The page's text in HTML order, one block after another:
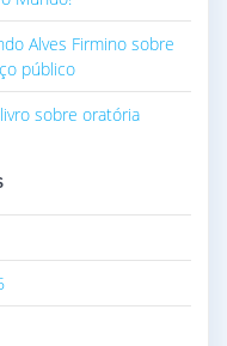
Alves Firmino sobre
público
sobre oratória